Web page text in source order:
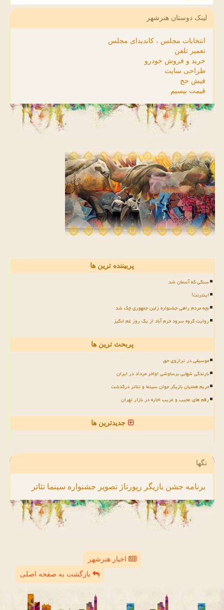
لینک دوستان هنرشهر
انتخابات مجلس ، کاندیدای مجلس
تعمیر تلفن
خرید و فروش خودرو
طراحی سایت
فیش حج
قیمت بیسیم
پربیننده ترین ها
سنگی که آسمان شد
اینترنت!
بچه مردم راهی جشنواره زلین جمهوری چک شد
روایت گروه سرود خرم آباد از یک روز غم انگیز
پربحث ترین ها
موسیقی در ترازوی حق
بارندگی شهابی برساوشی اواخر مرداد در ایران
مریم همتیان بازیگر جوان سینما و تئاتر درگذشت
رقم های عجیب و غریب اجاره در بازار تهران
جدیدترین ها
تگها
برنامه جشن بازیگر رپورتاژ تصویر جشنواره سینما تئاتر
اخبار هنرشهر
بازگشت به صفحه اصلی